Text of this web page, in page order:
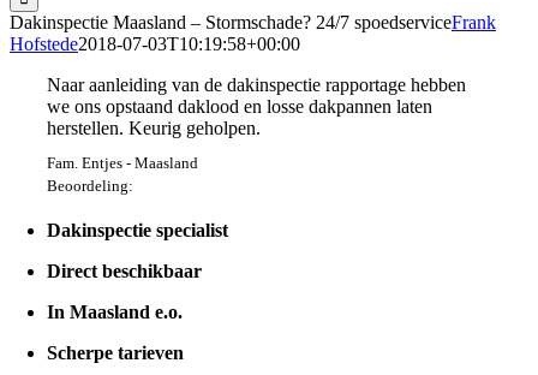
Dakinspectie Maasland – Stormschade? 24/7 spoedserviceFrank
Hofstede2018-07-03T10:19:58+00:00
Naar aanleiding van de dakinspectie rapportage hebben
we ons opstaand daklood en losse dakpannen laten
herstellen. Keurig geholpen.
Fam. Entjes - Maasland
Beoordeling:
Dakinspectie specialist
Direct beschikbaar
In Maasland e.o.
Scherpe tarieven